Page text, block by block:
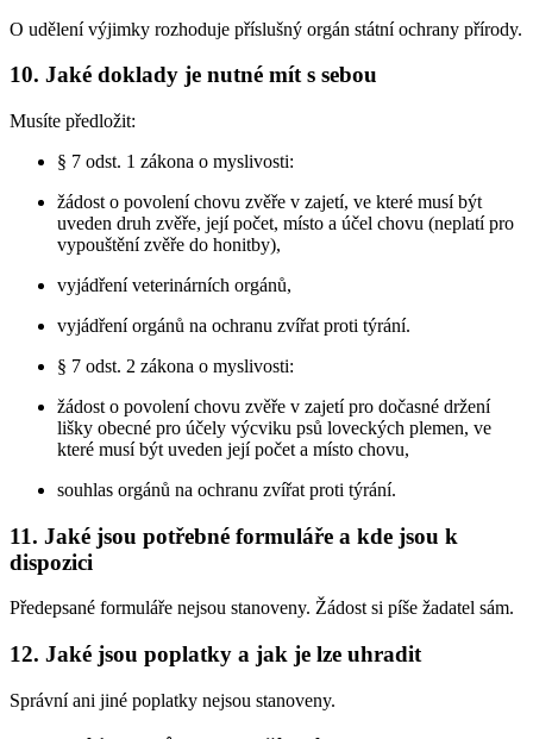
O udělení výjimky rozhoduje příslušný orgán státní ochrany přírody.
10. Jaké doklady je nutné mít s sebou
Musíte předložit:
§ 7 odst. 1 zákona o myslivosti:
žádost o povolení chovu zvěře v zajetí, ve které musí být
uveden druh zvěře, její počet, místo a účel chovu (neplatí pro
vypouštění zvěře do honitby),
vyjádření veterinárních orgánů,
vyjádření orgánů na ochranu zvířat proti týrání.
§ 7 odst. 2 zákona o myslivosti:
žádost o povolení chovu zvěře v zajetí pro dočasné držení
lišky obecné pro účely výcviku psů loveckých plemen, ve
které musí být uveden její počet a místo chovu,
souhlas orgánů na ochranu zvířat proti týrání.
11. Jaké jsou potřebné formuláře a kde jsou k
dispozici
Předepsané formuláře nejsou stanoveny. Žádost si píše žadatel sám.
12. Jaké jsou poplatky a jak je lze uhradit
Správní ani jiné poplatky nejsou stanoveny.